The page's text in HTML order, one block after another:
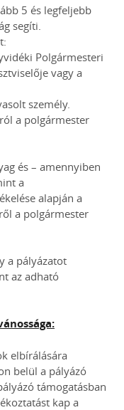
5 és legfeljebb
segíti.
Polgármesteri
vagy a
személy.
a polgármester
és – amennyiben
a
alapján a
a polgármester
a pályázatot
az adható
elbírálására
belül a pályázó
támogatásban
kap a